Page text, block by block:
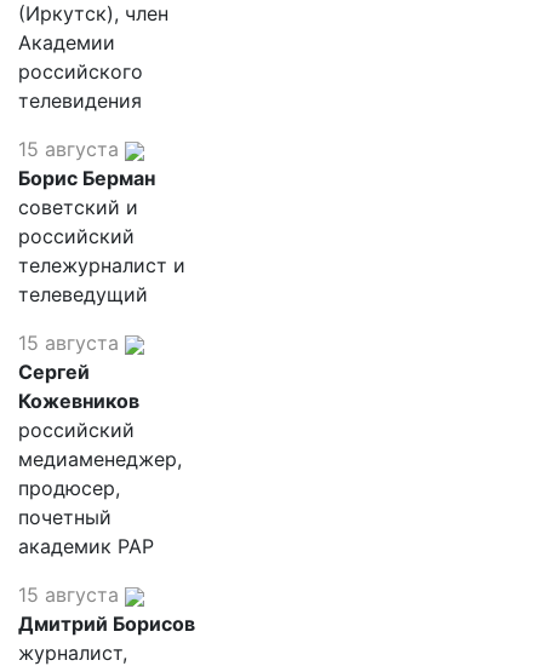
(Иркутск), член
Академии
российского
телевидения
15 августа
Борис Берман
советский и
российский
тележурналист и
телеведущий
15 августа
Сергей
Кожевников
российский
медиаменеджер,
продюсер,
почетный
академик РАР
15 августа
Дмитрий Борисов
журналист,